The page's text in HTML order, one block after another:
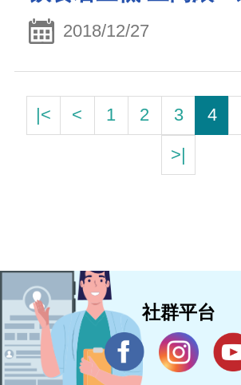
2018/12/27
|< < 1 2 3 4
>|
社群平台